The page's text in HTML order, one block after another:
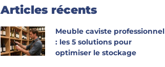
Articles récents
Meuble caviste professionnel
: les 5 solutions pour
optimiser le stockage